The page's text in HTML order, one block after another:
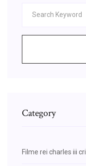
Category
Filme rei charles iii